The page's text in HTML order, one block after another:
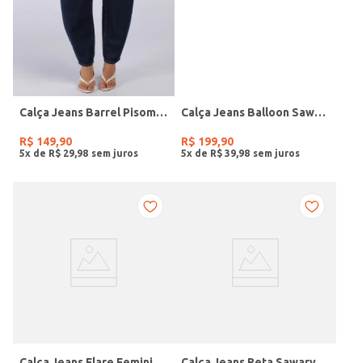
Calça Jeans Barrel Pisom Feminina JEANS ESCURO
R$ 149,90
5x de R$ 29 98
Calça Jeans Balloon Sawary Feminina AZUL
R$ 199,90
5x de R$ 39 98